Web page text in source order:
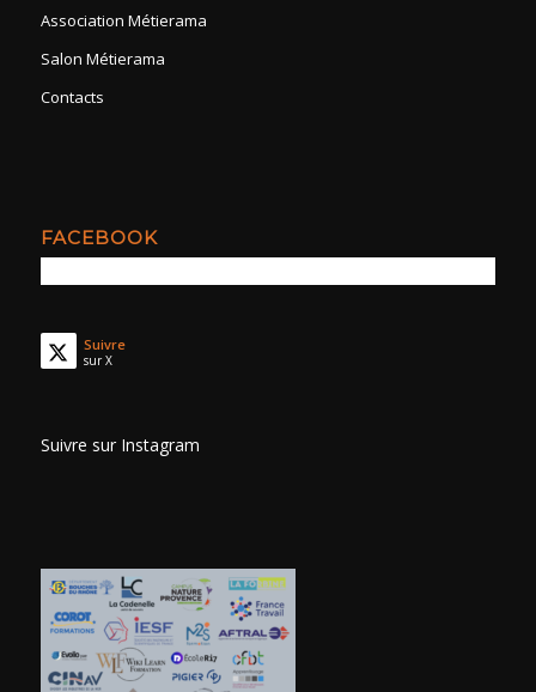
Association Métierama
Salon Métierama
Contacts
FACEBOOK
Suivre
sur X
Suivre sur Instagram